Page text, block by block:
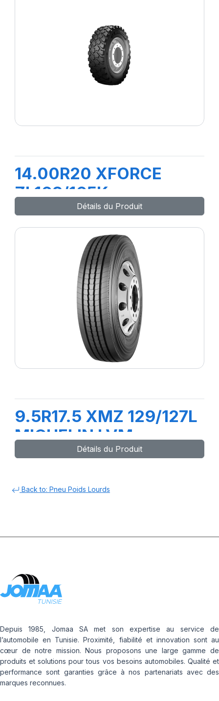
14.00R20 XFORCE
ZL168/165K
Détails du Produit
9.5R17.5 XMZ 129/127L
MICHELIN LVM
Détails du Produit
Back to: Pneu Poids Lourds
Depuis 1985, Jomaa SA met son expertise au service de
l’automobile en Tunisie. Proximité, fiabilité et innovation sont au
cœur de notre mission. Nous proposons une large gamme de
produits et solutions pour tous vos besoins automobiles. Qualité et
performance sont garanties grâce à nos partenariats avec des
marques reconnues.